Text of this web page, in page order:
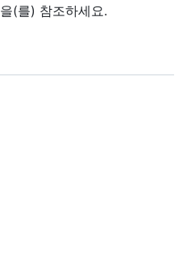
을(를) 참조하세요.